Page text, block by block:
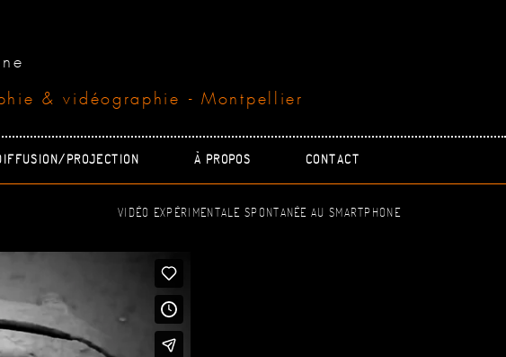
& vidéographie - Montpellier
PROJECTION À PROPOS CONTACT
VIDÉO EXPÉRIMENTALE SPONTANÉE AU SMARTPHONE